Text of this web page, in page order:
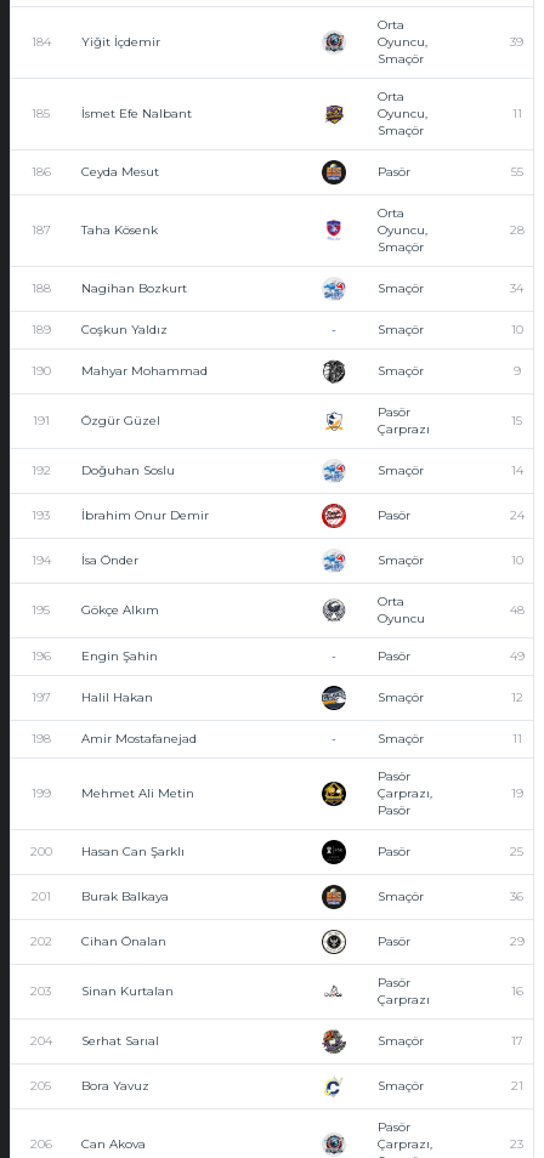
184 Yiğit İçdemir
Orta
Oyuncu,
Smaçör
39
185 İsmet Efe Nalbant
Orta
Oyuncu,
Smaçör
11
186 Ceyda Mesut Pasör 55
187 Taha Kösenk
Orta
Oyuncu,
Smaçör
28
188 Nagihan Bozkurt Smaçör 34
189 Coşkun Yaldız - Smaçör 10
190 Mahyar Mohammad Smaçör 9
191 Özgür Güzel
Pasör
Çarprazı
15
192 Doğuhan Soslu Smaçör 14
193 İbrahim Onur Demir Pasör 24
194 İsa Önder Smaçör 10
195 Gökçe Alkım
Orta
Oyuncu
48
196 Engin Şahin - Pasör 49
197 Halil Hakan Smaçör 12
198 Amir Mostafanejad - Smaçör 11
199 Mehmet Ali Metin
Pasör
Çarprazı,
Pasör
19
200 Hasan Can Şarklı Pasör 25
201 Burak Balkaya Smaçör 36
202 Cihan Önalan Pasör 29
203 Sinan Kurtalan
Pasör
Çarprazı
16
204 Serhat Sarıal Smaçör 17
205 Bora Yavuz Smaçör 21
206 Can Akova
Pasör
Çarprazı,
23